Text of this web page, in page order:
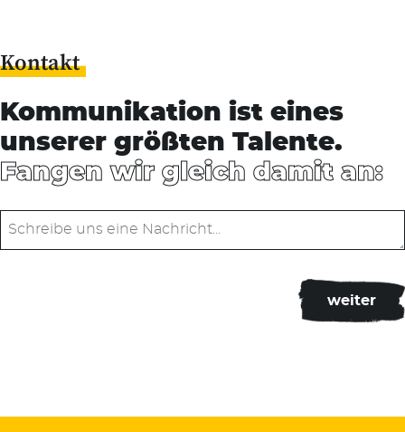
Kontakt
Kommunikation ist eines
unserer größten Talente.
Fangen wir gleich damit an: